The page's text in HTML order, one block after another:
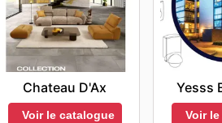
Chateau D'Ax
Voir le catalogue
Yesss
Voir